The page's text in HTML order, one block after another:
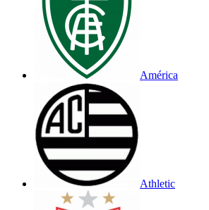
América
Athletic